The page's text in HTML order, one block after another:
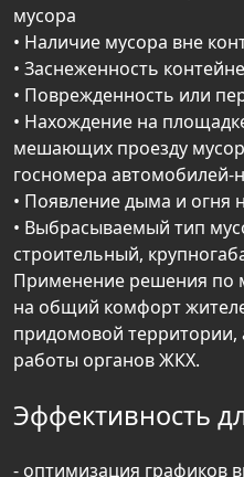
мусора
• Наличие мусора вне
• Заснеженность
• Поврежденность или
• Нахождение на
мешающих проезду
госномера автомобилей-
• Появление дыма и огня
• Выбрасываемый тип
строительный,
Применение решения по
на общий комфорт
придомовой
работы органов ЖКХ.
Эффективность
- оптимизация графиков